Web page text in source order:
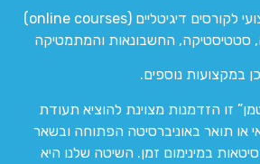
המרכז המוביל והמקצועי לקורסים דיגיטליים (online courses)
סטטיסטיקה, החשבונאות והמתמטיקה
במקצועות נוספים.
זו הזדמנות מצוינת להוציא תעודת
או תואר באוניברסיטה הפתוחה ובשאר
במינימום זמן. השיטה שלנו היא